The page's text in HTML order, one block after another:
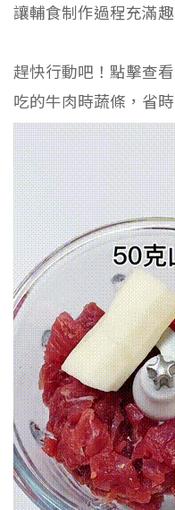
讓輔食制作過程充滿
趕快行動吧！點擊查
吃的牛肉時蔬條，省